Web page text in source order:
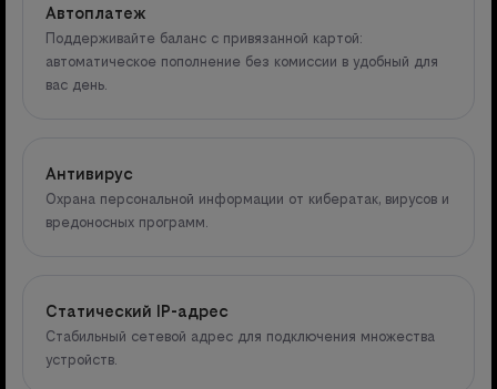
Автоплатеж
Поддерживайте баланс с привязанной картой:
автоматическое пополнение без комиссии в удобный для
вас день.
Антивирус
Охрана персональной информации от кибератак, вирусов и
вредоносных программ.
Статический IP-адрес
Стабильный сетевой адрес для подключения множества
устройств.